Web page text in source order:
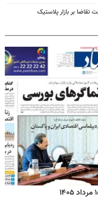
تقاضا بر بازار پلاستیک